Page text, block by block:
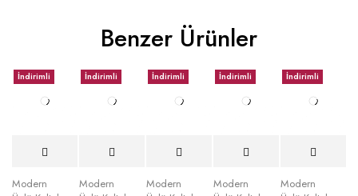
Benzer Ürünler
İndirimli
Modern
İndirimli
Modern
İndirimli
Modern
İndirimli
Modern
İndirimli
Modern